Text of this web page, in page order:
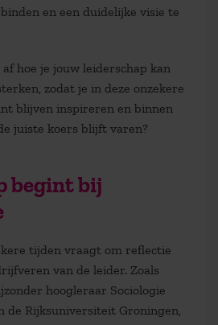
en een duidelijke visie te
hoe je jouw leiderschap kan
zodat je in deze onzekere
blijven inspireren en binnen
juiste koers blijft varen?
begint bij
tijden vraagt om reflectie
van de leider. Zoals
hoogleraar Sociologie
de Rijksuniversiteit Groningen,